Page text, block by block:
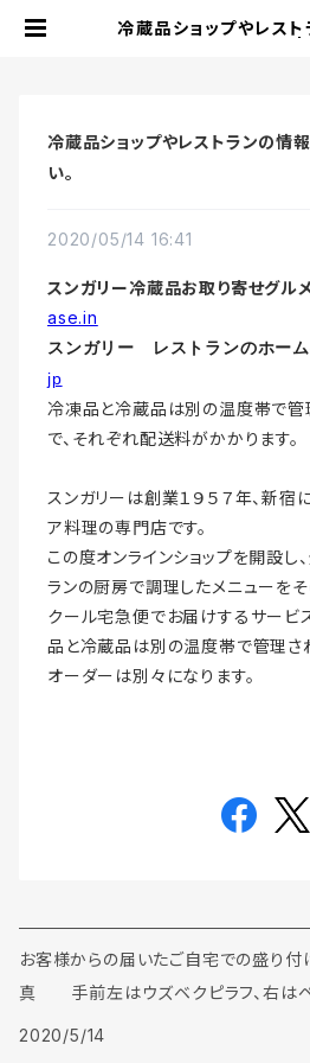
冷蔵品ショップやレス
冷蔵品ショップやレストランの情
い。
2020/05/14 16:41
スンガリー冷蔵品お取り寄せグル
ase.in
スンガリー レストランのホー
jp
冷凍品と冷蔵品は別の温度帯で管
で、それぞれ配送料がかかります。
スンガリーは創業１９５７年、新
ア料理の専門店です。
この度オンラインショップを開設し
ランの厨房で調理したメニューを
クール宅急便でお届けするサービ
品と冷蔵品は別の温度帯で管理さ
オーダーは別々になります。
お客様からの届いたご自宅での盛り付
真 手前左はウズベクピラフ、右はペ
2020/5/14